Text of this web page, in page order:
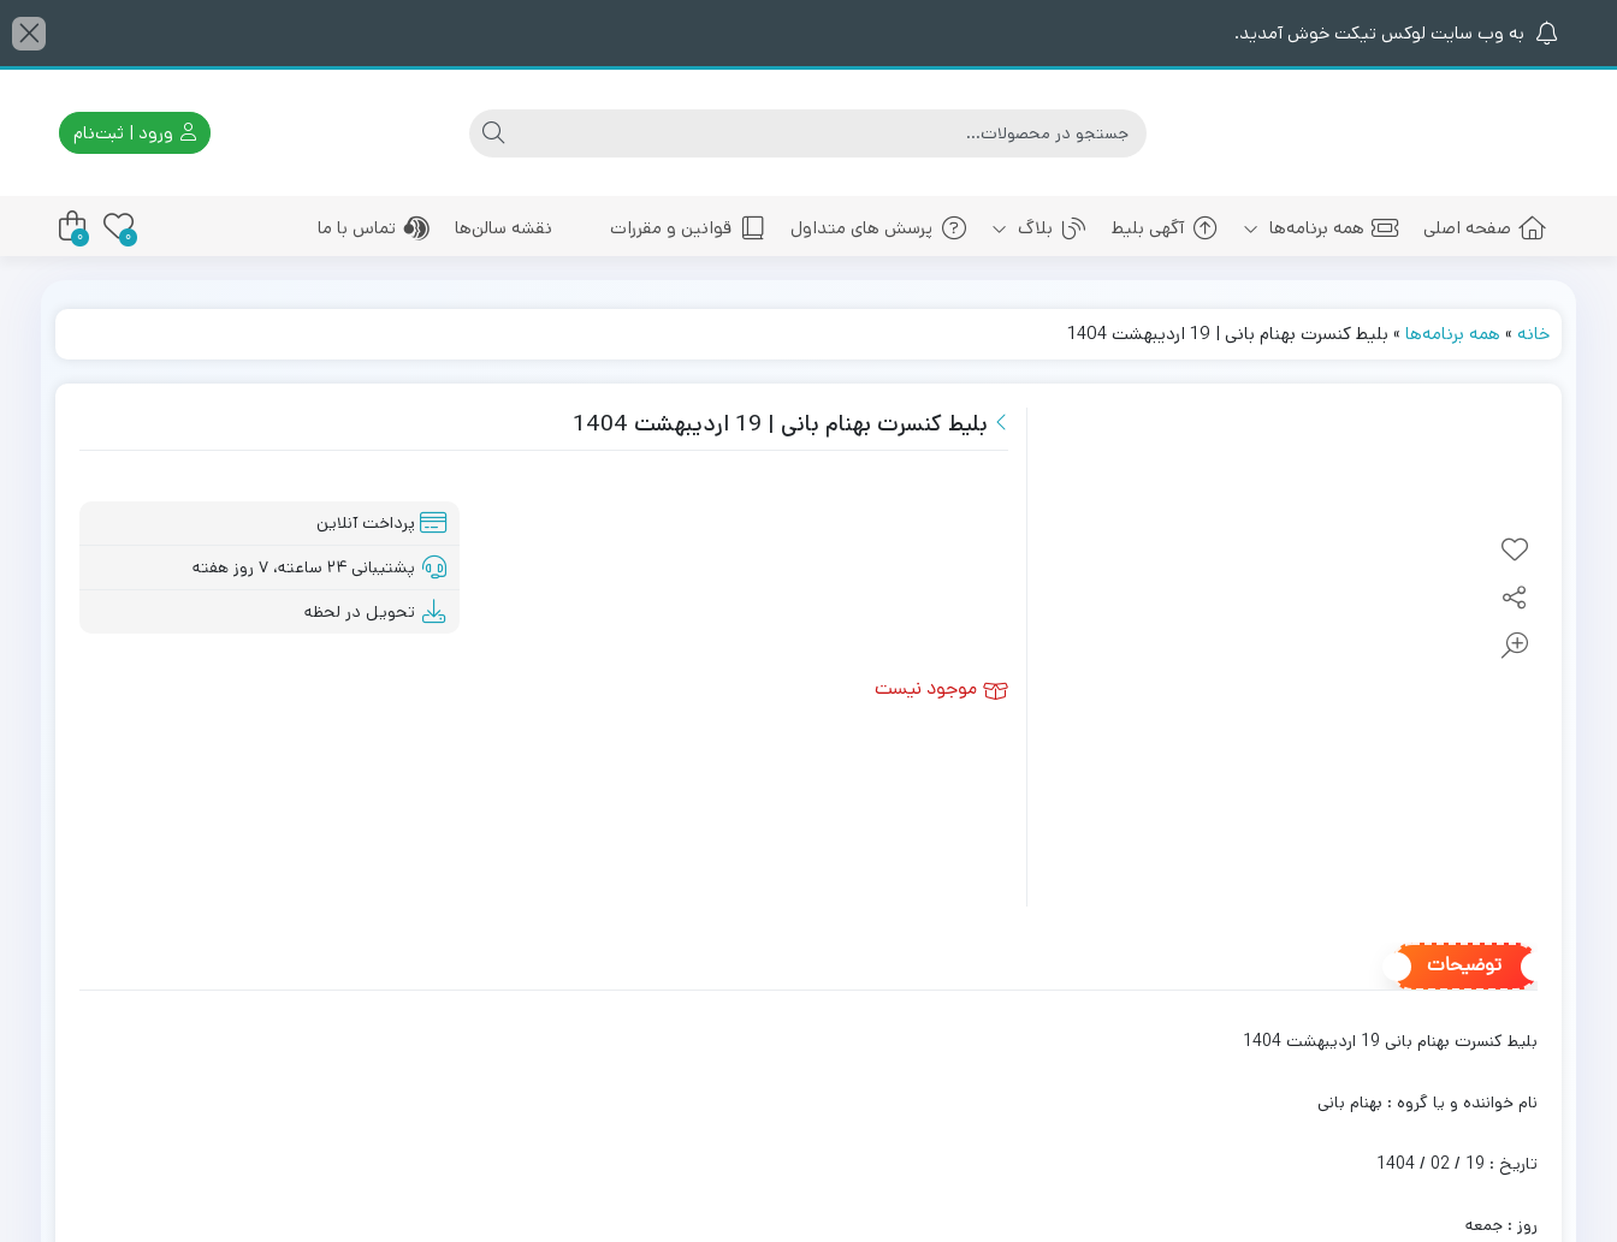
به وب سایت لوکس تیکت خوش آمدید.
ورود | ثبت‌نام
صفحه اصلی همه برنامه‌ها
بلیط کنسرت های پیش رو شیراز
آگهی بلیط بلاگ پرسش های متداول قوانین و مقررات نقشه سالن‌ها تماس با ما 0
0
خانه» همه برنامه‌ها» بلیط کنسرت بهنام بانی | 19 اردیبهشت 1404
بلیط کنسرت بهنام بانی | 19 اردیبهشت 1404
پرداخت آنلاین
پشتیبانی ۲۴ ساعته، ۷ روز هفته
تحویل در لحظه
موجود نیست
توضیحات
بلیط کنسرت بهنام بانی 19 اردیبهشت 1404
نام خواننده و یا گروه : بهنام بانی
تاریخ : 19 / 02 / 1404
روز : جمعه